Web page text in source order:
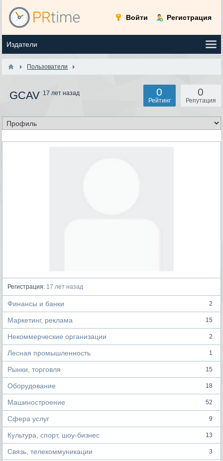
Войти Регистрация
Пользователи
GCAV 17 лет назад 0
Репутация
0
Рейтинг
Регистрация: 17 лет назад
Финансы и банки 2
Маркетинг, реклама 15
Некоммерческие организации 2
Лесная промышленность 1
Рынки, торговля 15
Оборудование 18
Машиностроение 52
Сфера услуг 9
Культура, спорт, шоу-бизнес 13
Связь, телекоммуникации 3